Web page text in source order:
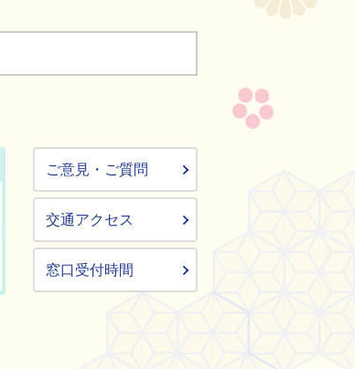
ご意見・ご質問
交通アクセス
窓口受付時間